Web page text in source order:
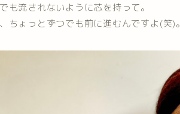
も流されないように芯を持って。
ちょっとずつでも前に進むんですよ(笑)。